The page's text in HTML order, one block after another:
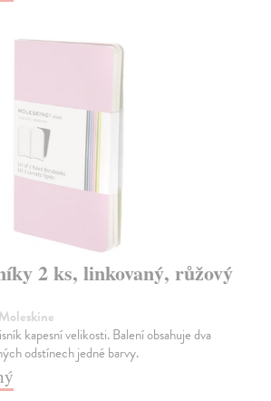
2 ks, linkovaný, růžový
kapesní velikosti. Balení obsahuje dva
odstínech jedné barvy.